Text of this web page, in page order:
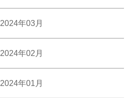
2024年03月
2024年02月
2024年01月